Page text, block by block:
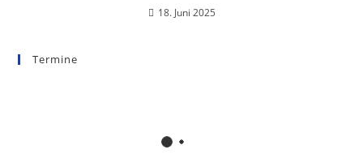
18. Juni 2025
Termine